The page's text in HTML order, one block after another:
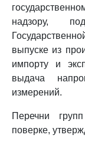
надзору,
выпуске из
импорту и
выдача
измерений.
Перечни
поверке,